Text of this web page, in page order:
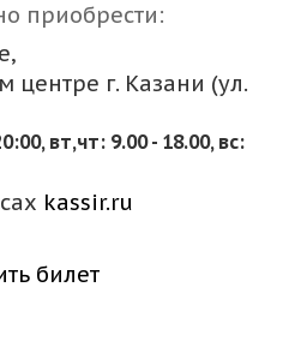
приобрести:
центре г. Казани (ул.
вт,чт: 9.00 - 18.00, вс:
kassir.ru
билет